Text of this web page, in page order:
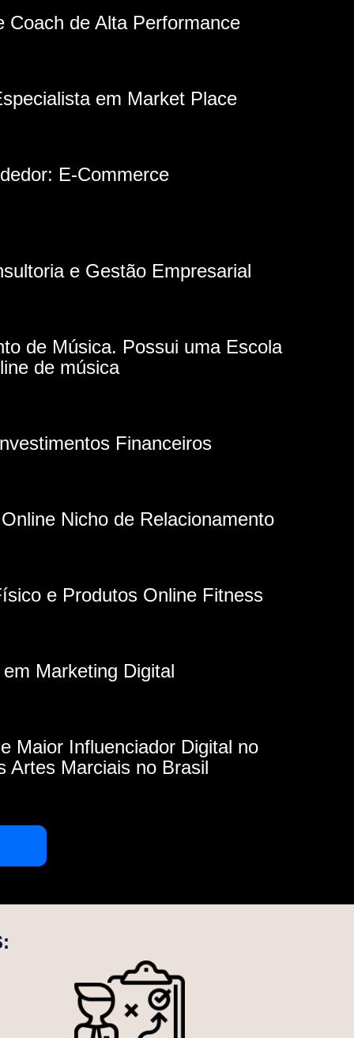
Coach de Alta Performance
em Market Place
E-Commerce
e Gestão Empresarial
de Música. Possui uma Escola
de música
Financeiros
Nicho de Relacionamento
e Produtos Online Fitness
Marketing Digital
Maior Influenciador Digital no
Artes Marciais no Brasil